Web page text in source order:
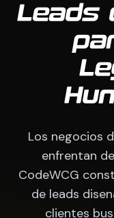
Leads
Los negocios
enfrentan
CodeWCG
de leads
clientes